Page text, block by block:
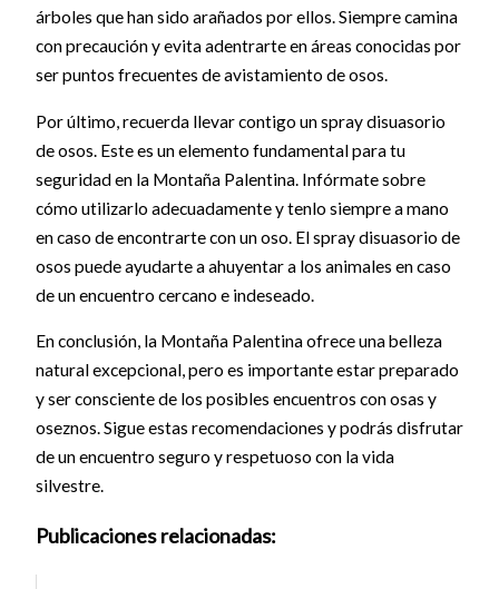
árboles que han sido arañados por ellos. Siempre camina
con precaución y evita adentrarte en áreas conocidas por
ser puntos frecuentes de avistamiento de osos.
Por último, recuerda llevar contigo un spray disuasorio
de osos. Este es un elemento fundamental para tu
seguridad en la Montaña Palentina. Infórmate sobre
cómo utilizarlo adecuadamente y tenlo siempre a mano
en caso de encontrarte con un oso. El spray disuasorio de
osos puede ayudarte a ahuyentar a los animales en caso
de un encuentro cercano e indeseado.
En conclusión, la Montaña Palentina ofrece una belleza
natural excepcional, pero es importante estar preparado
y ser consciente de los posibles encuentros con osas y
oseznos. Sigue estas recomendaciones y podrás disfrutar
de un encuentro seguro y respetuoso con la vida
silvestre.
Publicaciones relacionadas: